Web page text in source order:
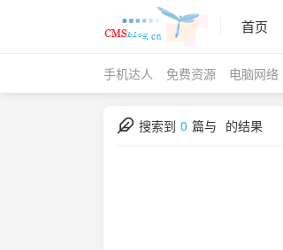
首页
手机达人 免费资源 电脑网络
搜索到 0 篇与 的结果